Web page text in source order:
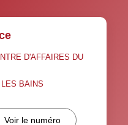
D'AFFAIRES DU
BAINS
Voir le numéro